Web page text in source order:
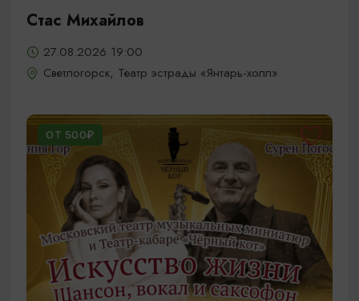
Стас Михайлов
27.08.2026 19:00
Светлогорск, Театр эстрады «Янтарь-холл»
ОТ 500₽